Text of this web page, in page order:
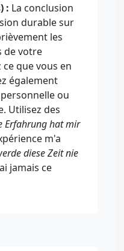
: La conclusion
durable sur
les
de votre
que vous en
également
ou
Utilisez des
Erfahrung hat mir
m'a
diese Zeit nie
jamais ce